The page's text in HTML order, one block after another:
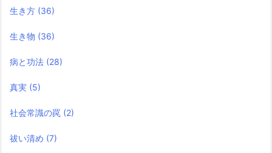
生き方 (36)
生き物 (36)
病と功法 (28)
真実 (5)
社会常識の罠 (2)
祓い清め (7)